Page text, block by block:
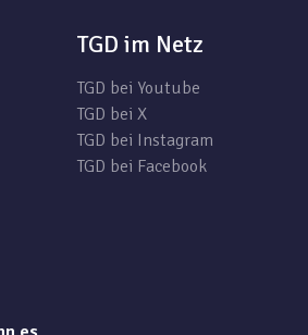
TGD im Netz
TGD bei Youtube
TGD bei X
TGD bei Instagram
TGD bei Facebook